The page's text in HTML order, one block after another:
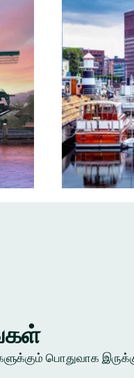
தங்களுக்கும்